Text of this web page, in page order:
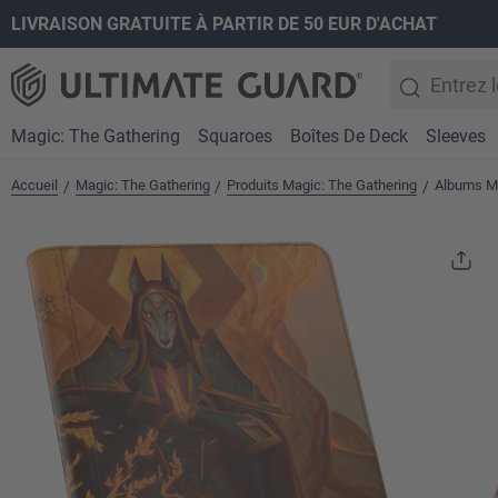
Passer à la navigation principale
LIVRAISON GRATUITE À PARTIR DE 50 EUR D'ACHAT
Magic: The Gathering Squaroes Boîtes De Deck Sleeves
Accueil / Magic: The Gathering / Produits Magic: The Gathering / Albums